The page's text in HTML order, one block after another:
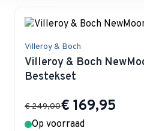
Villeroy & Boch
Villeroy & Boch
Bestekset
Special Price
€ 169,95
€ 249,00
Op voorraad